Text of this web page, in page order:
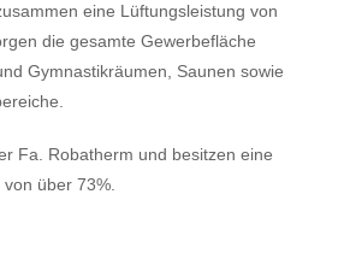
eine Lüftungsleistung von
die gesamte Gewerbefläche
Gymnastikräumen, Saunen sowie
Fa. Robatherm und besitzen eine
über 73%.